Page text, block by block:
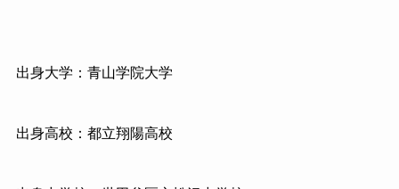
出身大学：青山学院大学
出身高校：都立翔陽高校